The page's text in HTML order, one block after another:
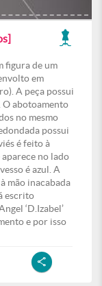
figura de um
em
A peça possui
O abotoamento
no mesmo
possui
é feito à
no lado
é azul. A
mão inacabada
escrito
‘D.Izabel’
e por isso